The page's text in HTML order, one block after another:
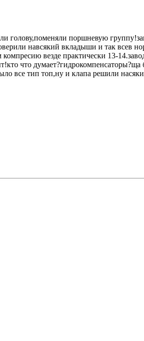
голову,поменяли поршневую
навсякий вкладыши и так всев
везде практически 13-
что
все тип топ,ну и клапа решили